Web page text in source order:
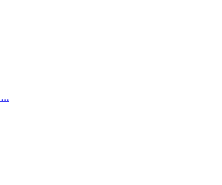
ח ” ע לקראת שנת הלימודים תש לתלמידי הפקולטה לאתר מידע , ים …